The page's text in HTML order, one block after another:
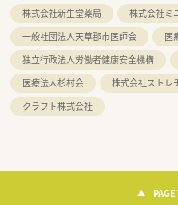
株式会社新生堂薬局
株式会社ミ
一般社団法人天草郡市医師会
医
独立行政法人労働者健康安全機構
医療法人杉村会
株式会社ストレ
クラフト株式会社